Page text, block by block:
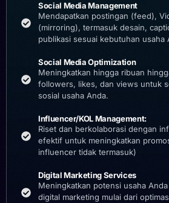
Social Media Management
Mendapatkan postingan (feed),
(mirroring), termasuk desain,
publikasi sesuai kebutuhan usaha
Social Media Optimization
Meningkatkan hingga ribuan
followers, likes, dan views untuk
sosial usaha Anda.
Influencer/KOL Management:
Riset dan berkolaborasi dengan
efektif untuk meningkatkan
influencer tidak termasuk)
Digital Marketing Services
Meningkatkan potensi usaha
digital marketing mulai dari